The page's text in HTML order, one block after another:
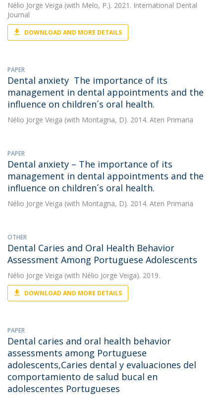
Nélio Jorge Veiga (with Melo, P.). 2021. International Dental
Journal
DOWNLOAD AND MORE DETAILS
PAPER
Dental anxiety  The importance of its
management in dental appointments and the
influence on children´s oral health.
Nélio Jorge Veiga (with Montagna, D). 2014. Aten Primaria
PAPER
Dental anxiety – The importance of its
management in dental appointments and the
influence on children´s oral health.
Nélio Jorge Veiga (with Montagna, D). 2014. Aten Primaria
OTHER
Dental Caries and Oral Health Behavior
Assessment Among Portuguese Adolescents
Nélio Jorge Veiga (with Nélio Jorge Veiga). 2019.
DOWNLOAD AND MORE DETAILS
PAPER
Dental caries and oral health behavior
assessments among Portuguese
adolescents,Caries dental y evaluaciones del
comportamiento de salud bucal en
adolescentes Portugueses